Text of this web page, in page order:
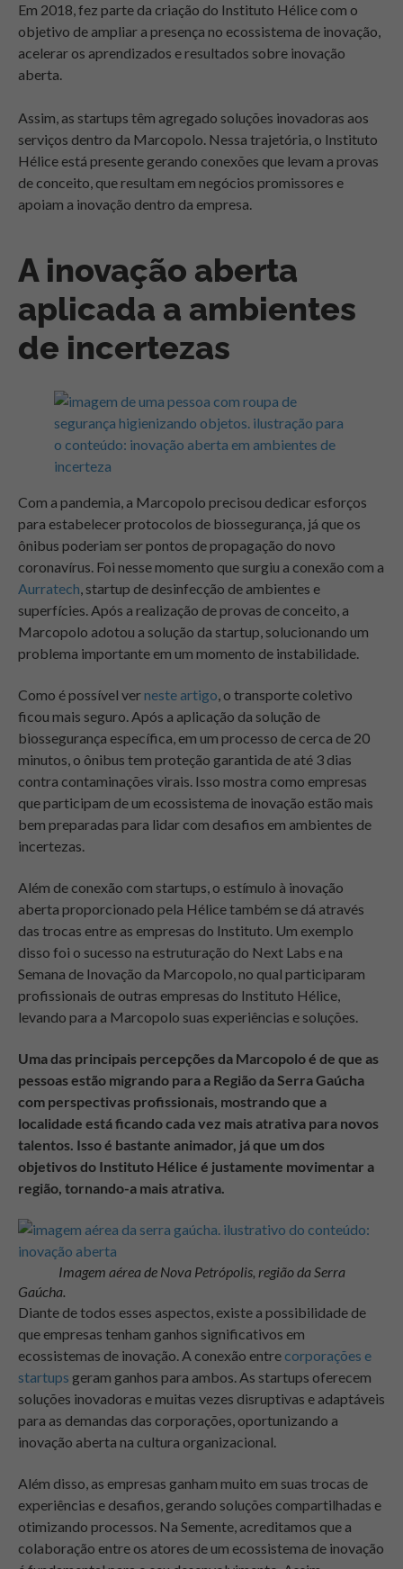
Em 2018, fez parte da criação do Instituto Hélice com o
objetivo de ampliar a presença no ecossistema de inovação,
acelerar os aprendizados e resultados sobre inovação
aberta.
Assim, as startups têm agregado soluções inovadoras aos
serviços dentro da Marcopolo. Nessa trajetória, o Instituto
Hélice está presente gerando conexões que levam a provas
de conceito, que resultam em negócios promissores e
apoiam a inovação dentro da empresa.
A inovação aberta
aplicada a ambientes
de incertezas
Com a pandemia, a Marcopolo precisou dedicar esforços
para estabelecer protocolos de biossegurança, já que os
ônibus poderiam ser pontos de propagação do novo
coronavírus. Foi nesse momento que surgiu a conexão com a
Aurratech, startup de desinfecção de ambientes e
superfícies. Após a realização de provas de conceito, a
Marcopolo adotou a solução da startup, solucionando um
problema importante em um momento de instabilidade.
Como é possível verneste artigo, o transporte coletivo
ficou mais seguro. Após a aplicação da solução de
biossegurança específica, em um processo de cerca de 20
minutos, o ônibus tem proteção garantida de até 3 dias
contra contaminações virais. Isso mostra como empresas
que participam de um ecossistema de inovação estão mais
bem preparadas para lidar com desafios em ambientes de
incertezas.
Além de conexão com startups, o estímulo à inovação
aberta proporcionado pela Hélice também se dá através
das trocas entre as empresas do Instituto. Um exemplo
disso foi o sucesso na estruturação do Next Labs e na
Semana de Inovação da Marcopolo, no qual participaram
profissionais de outras empresas do Instituto Hélice,
levando para a Marcopolo suas experiências e soluções.
Uma das principais percepções da Marcopolo é de que as
pessoas estão migrando para a Região da Serra Gaúcha
com perspectivas profissionais, mostrando que a
localidade está ficando cada vez mais atrativa para novos
talentos. Isso é bastante animador, já que um dos
objetivos do Instituto Hélice é justamente movimentar a
região, tornando-a mais atrativa.
Imagem aérea de Nova Petrópolis, região da Serra
Gaúcha.
Diante de todos esses aspectos, existe a possibilidade de
que empresas tenham ganhos significativos em
ecossistemas de inovação. A conexão entre corporações e
startups geram ganhos para ambos. As startups oferecem
soluções inovadoras e muitas vezes disruptivas e adaptáveis
para as demandas das corporações, oportunizando a
inovação aberta na cultura organizacional.
Além disso, as empresas ganham muito em suas trocas de
experiências e desafios, gerando soluções compartilhadas e
otimizando processos. Na Semente, acreditamos que a
colaboração entre os atores de um ecossistema de inovação